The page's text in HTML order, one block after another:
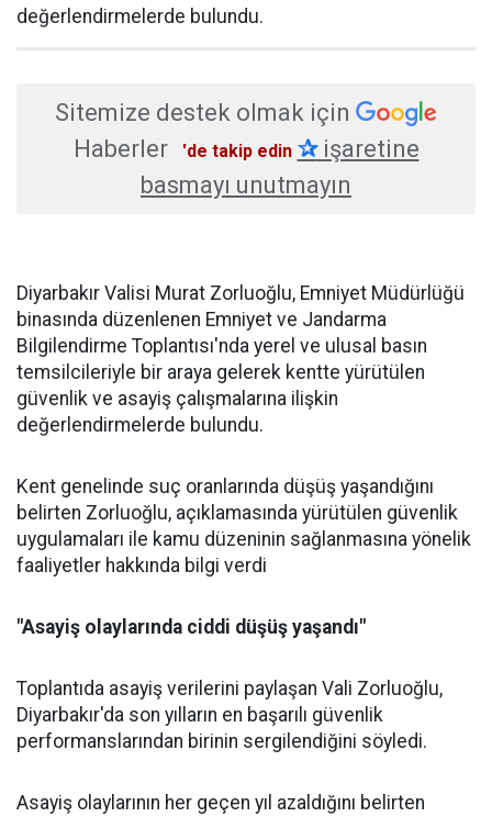
değerlendirmelerde bulundu.
Sitemize destek olmak için
Haberler
'de takip edin ✰işaretine
basmayı unutmayın
Diyarbakır Valisi Murat Zorluoğlu, Emniyet Müdürlüğü
binasında düzenlenen Emniyet ve Jandarma
Bilgilendirme Toplantısı'nda yerel ve ulusal basın
temsilcileriyle bir araya gelerek kentte yürütülen
güvenlik ve asayiş çalışmalarına ilişkin
değerlendirmelerde bulundu.
Kent genelinde suç oranlarında düşüş yaşandığını
belirten Zorluoğlu, açıklamasında yürütülen güvenlik
uygulamaları ile kamu düzeninin sağlanmasına yönelik
faaliyetler hakkında bilgi verdi
"Asayiş olaylarında ciddi düşüş yaşandı"
Toplantıda asayiş verilerini paylaşan Vali Zorluoğlu,
Diyarbakır'da son yılların en başarılı güvenlik
performanslarından birinin sergilendiğini söyledi.
Asayiş olaylarının her geçen yıl azaldığını belirten